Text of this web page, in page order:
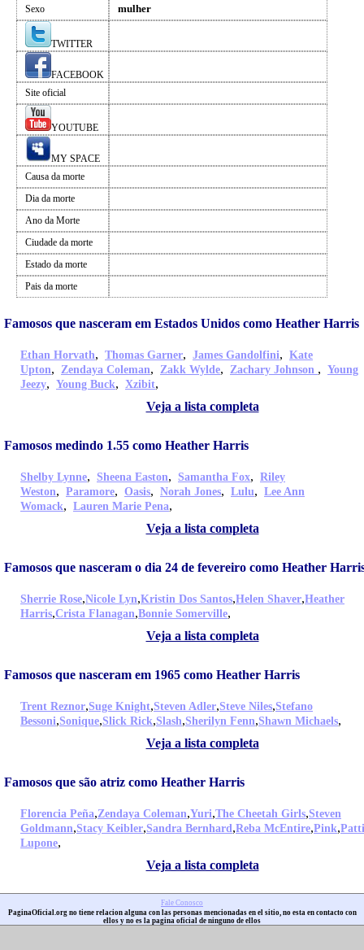
Sexo
mulher
TWITTER
FACEBOOK
Site oficial
YOUTUBE
MY SPACE
Causa da morte
Dia da morte
Ano da Morte
Ciudade da morte
Estado da morte
Pais da morte
Famosos que nasceram em Estados Unidos como Heather Harris
Ethan Horvath, Thomas Garner, James Gandolfini, Kate
Upton, Zendaya Coleman, Zakk Wylde, Zachary Johnson , Young
Jeezy, Young Buck, Xzibit,
Veja a lista completa
Famosos medindo 1.55 como Heather Harris
Shelby Lynne, Sheena Easton, Samantha Fox, Riley
Weston, Paramore, Oasis, Norah Jones, Lulu, Lee Ann
Womack, Lauren Marie Pena,
Veja a lista completa
Famosos que nasceram o dia 24 de fevereiro como Heather
Sherrie Rose,Nicole Lyn,Kristin Dos Santos,Helen Shaver,Heather
Harris,Crista Flanagan,Bonnie Somerville,
Veja a lista completa
Famosos que nasceram em 1965 como Heather Harris
Trent Reznor,Suge Knight,Steven Adler,Steve Niles,Stefano
Bessoni,Sonique,Slick Rick,Slash,Sherilyn Fenn,Shawn Michaels,
Veja a lista completa
Famosos que são atriz como Heather Harris
Florencia Peña,Zendaya Coleman,Yuri,The Cheetah Girls,Steven
Goldmann,Stacy Keibler,Sandra Bernhard,Reba McEntire,Pink,Patti
Lupone,
Veja a lista completa
Fale Conosco
PaginaOficial.org no tiene relacion alguna con las personas mencionadas en el sitio, no esta en contacto con
ellos y no es la pagina oficial de ninguno de ellos